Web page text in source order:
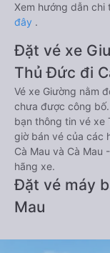
Xem hướng dẫn chi
đây .
Đặt vé xe
Thủ Đức đi
Vé xe Giường nằm
chưa được công
bạn thông tin vé xe
giờ bán vé của các
Cà Mau và Cà
hãng xe.
Đặt vé máy
Mau